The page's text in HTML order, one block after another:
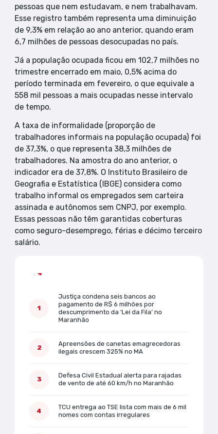
pessoas que nem estudavam, e nem trabalhavam.
Esse registro também representa uma diminuição
de 9,3% em relação ao ano anterior, quando eram
6,7 milhões de pessoas desocupadas no país.
Já a população ocupada ficou em 102,7 milhões no
trimestre encerrado em maio, 0,5% acima do
período terminada em fevereiro, o que equivale a
558 mil pessoas a mais ocupadas nesse intervalo
de tempo.
A taxa de informalidade (proporção de
trabalhadores informais na população ocupada) foi
de 37,3%, o que representa 38,3 milhões de
trabalhadores. Na amostra do ano anterior, o
indicador era de 37,8%. O Instituto Brasileiro de
Geografia e Estatística (IBGE) considera como
trabalho informal os empregados sem carteira
assinada e autônomos sem CNPJ, por exemplo.
Essas pessoas não têm garantidas coberturas
como seguro-desemprego, férias e décimo terceiro
salário.
Justiça condena seis bancos ao
pagamento de R$ 6 milhões por
descumprimento da ‘Lei da Fila’ no
Maranhão
Apreensões de canetas emagrecedoras
ilegais crescem 325% no MA
Defesa Civil Estadual alerta para rajadas
de vento de até 60 km/h no Maranhão
TCU entrega ao TSE lista com mais de 6 mil
nomes com contas irregulares